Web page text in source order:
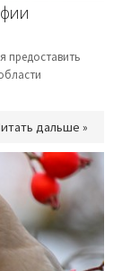
предоставить
дальше »